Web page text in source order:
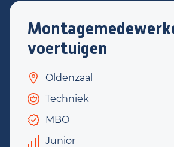
voertuigen
Oldenzaal
Techniek
MBO
Junior